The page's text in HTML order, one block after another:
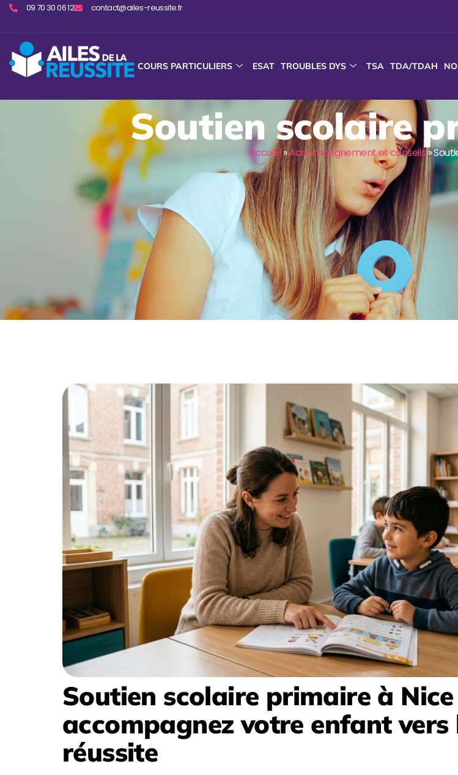
09 70 30 06 12 contact@ailes-reussite.fr
COURS PARTICULIERS ESAT TROUBLES DYS TSA TDA/TDAH
Soutien scolaire
Accueil»Accompagnement et conseils»
Soutien scolaire primaire à Nice
accompagnez votre enfant vers
réussite